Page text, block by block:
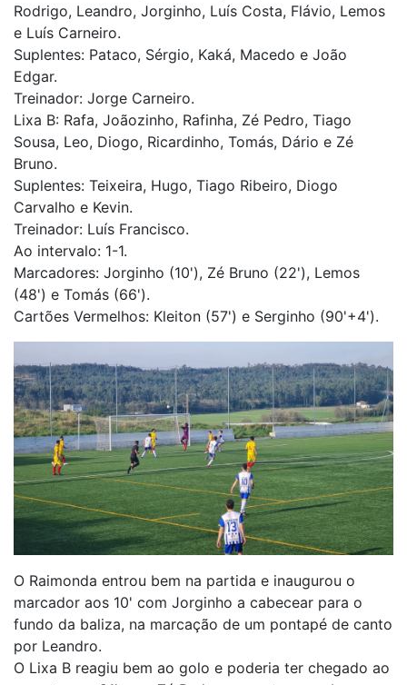
Rodrigo, Leandro, Jorginho, Luís Costa, Flávio, Lemos
e Luís Carneiro.
Suplentes: Pataco, Sérgio, Kaká, Macedo e João
Edgar.
Treinador: Jorge Carneiro.
Lixa B: Rafa, Joãozinho, Rafinha, Zé Pedro, Tiago
Sousa, Leo, Diogo, Ricardinho, Tomás, Dário e Zé
Bruno.
Suplentes: Teixeira, Hugo, Tiago Ribeiro, Diogo
Carvalho e Kevin.
Treinador: Luís Francisco.
Ao intervalo: 1-1.
Marcadores: Jorginho (10'), Zé Bruno (22'), Lemos
(48') e Tomás (66').
Cartões Vermelhos: Kleiton (57') e Serginho (90'+4').
O Raimonda entrou bem na partida e inaugurou o
marcador aos 10' com Jorginho a cabecear para o
fundo da baliza, na marcação de um pontapé de canto
por Leandro.
O Lixa B reagiu bem ao golo e poderia ter chegado ao